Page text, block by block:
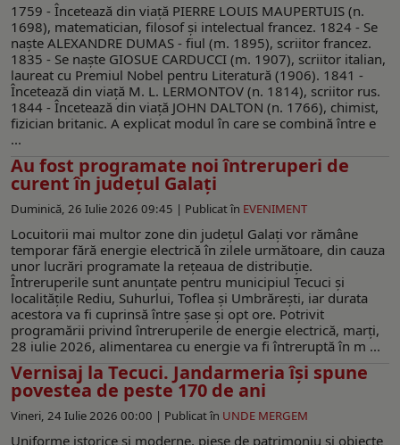
1759 - Încetează din viață PIERRE LOUIS MAUPERTUIS (n.
1698), matematician, filosof și intelectual francez. 1824 - Se
naşte ALEXANDRE DUMAS - fiul (m. 1895), scriitor francez.
1835 - Se naşte GIOSUE CARDUCCI (m. 1907), scriitor italian,
laureat cu Premiul Nobel pentru Literatură (1906). 1841 -
Încetează din viaţă M. L. LERMONTOV (n. 1814), scriitor rus.
1844 - Încetează din viaţă JOHN DALTON (n. 1766), chimist,
fizician britanic. A explicat modul în care se combină între e
...
Au fost programate noi întreruperi de
curent în județul Galați
Duminică, 26 Iulie 2026 09:45 | Publicat în EVENIMENT
Locuitorii mai multor zone din județul Galați vor rămâne
temporar fără energie electrică în zilele următoare, din cauza
unor lucrări programate la rețeaua de distribuție.
Întreruperile sunt anunțate pentru municipiul Tecuci și
localitățile Rediu, Suhurlui, Toflea și Umbrărești, iar durata
acestora va fi cuprinsă între șase și opt ore. Potrivit
programării privind întreruperile de energie electrică, marți,
28 iulie 2026, alimentarea cu energie va fi întreruptă în m ...
Vernisaj la Tecuci. Jandarmeria îşi spune
povestea de peste 170 de ani
Vineri, 24 Iulie 2026 00:00 | Publicat în UNDE MERGEM
Uniforme istorice și moderne, piese de patrimoniu și obiecte